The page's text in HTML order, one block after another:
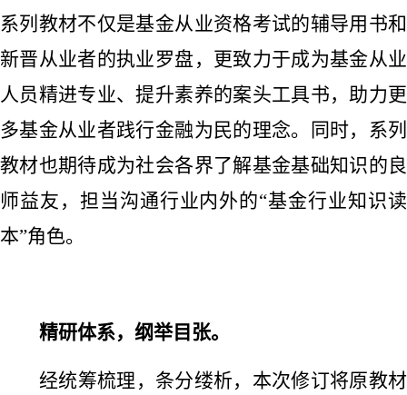
系列教材不仅是基金从业资格考试的辅导用书和
新晋从业者的执业罗盘，更致力于成为基金从业
人员精进专业、提升素养的案头工具书，助力更
多基金从业者践行金融为民的理念。同时，系列
教材也期待成为社会各界了解基金基础知识的良
师益友，担当沟通行业内外的“基金行业知识读
本”角色。
精研体系，纲举目张。
经统筹梳理，条分缕析，本次修订将原教材